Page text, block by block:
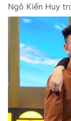
Theo dõi báo trên
Cơ quan chủ quản:
Cơ quan báo chí:
Ngô Kiến Huy